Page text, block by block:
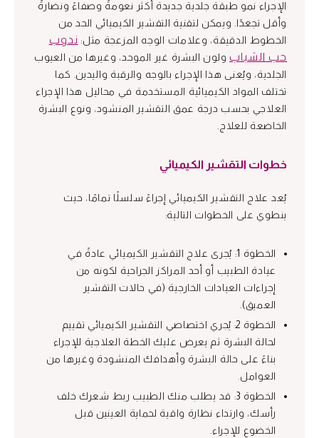
الإجراء نمو طبقة جلدية جديدة أكثر نعومةً وصفاءً ونضارةً
وأقل تجعدًا. ويمكن لتقنية التقشير الكيميائي الحد من
الخطوط الدقيقة، وعلامات الوجه المزعجة مثل: ندوب
حب الشباب ولون البشرة غير الموحد، وغيرها من العيوب
الجلدية، ويُعنى هذا الإجراء بالوجه والرقبة واليدين. كما
تختلف المواد الكيميائية المستخدمة في محاليل هذا الإجراء
العلاجي بحسب درجة عمق التقشير المنشود، ونوع البشرة
الخاضعة للعلاج.
خطوات التقشير الكيميائي
يُعد علاج التقشير الكيميائي إجراءً سلسلًا تمامًا، حيث
ينطوي على الخطوات التالية:
الخطوة 1: يُجرى علاج التقشير الكيميائي عادةً في
عيادة الطبيب أو أحد المراكز الجراحية لكونه من
إجراءات العيادات الخارجية (في حالات التقشير
العميق).
الخطوة 2: يُجري اختصاصي التقشير الكيميائي تقييم
لحالة البشرة ثم يعرض عليك الخطة العلاجية للإجراء
بناءً على حالة البشرة وأهدافك المنشودة وغيرها من
العوامل.
الخطوة 3: قد يطلب منك الطبيب ربط شعرك خلف
رأسك، وارتداء نظارة واقية لحماية العينين قبل
الخضوع للإجراء.